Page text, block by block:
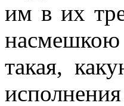
им в их
такая,